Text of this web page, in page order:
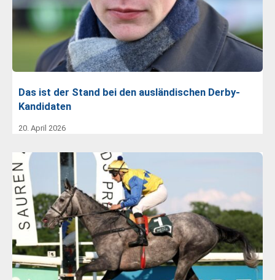
Das ist der Stand bei den ausländischen Derby-
Kandidaten
20. April 2026